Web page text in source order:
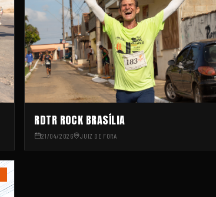
RDTR ROCK BRASÍLIA
21/04/2026 JUIZ DE FORA